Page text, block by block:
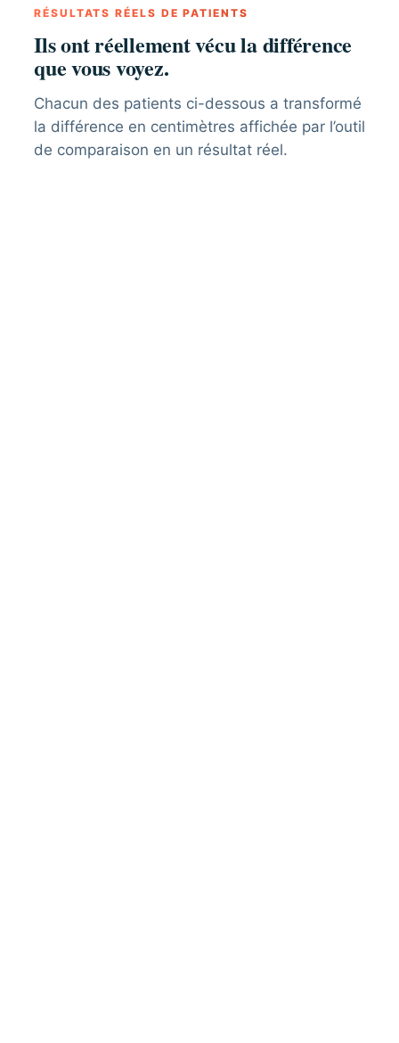
RÉSULTATS RÉELS DE PATIENTS
Ils ont réellement vécu la différence
que vous voyez.
Chacun des patients ci-dessous a transformé
la différence en centimètres affichée par l’outil
de comparaison en un résultat réel.